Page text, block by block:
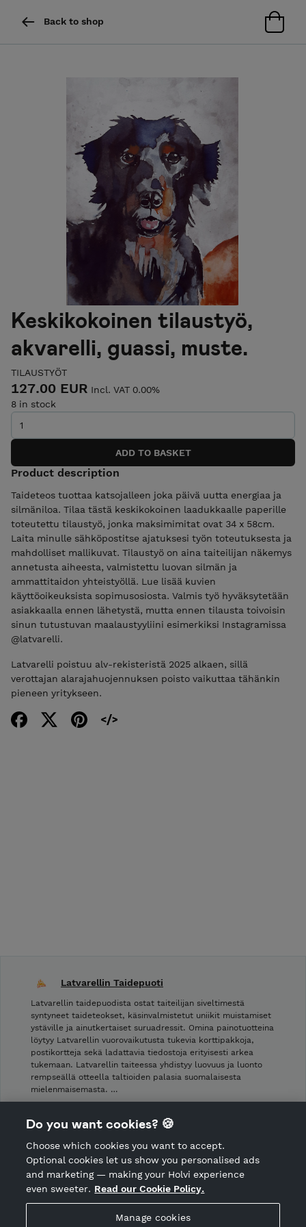
Back to shop
Keskikokoinen tilaustyö,
akvarelli, guassi, muste.
TILAUSTYÖT
127.00 EUR Incl. VAT 0.00%
8 in stock
Product description
Taideteos tuottaa katsojalleen joka päivä uutta energiaa ja
silmäniloa. Tilaa tästä keskikokoinen laadukkaalle paperille
toteutettu tilaustyö, jonka maksimimitat ovat 34 x 58cm.
Laita minulle sähköpostitse ajatuksesi työn toteutuksesta ja
mahdolliset mallikuvat. Tilaustyö on aina taiteilijan näkemys
annetusta aiheesta, valmistettu luovan silmän ja
ammattitaidon yhteistyöllä. Lue lisää kuvien
käyttöoikeuksista sopimusosiosta. Valmis työ hyväksytetään
asiakkaalla ennen lähetystä, mutta ennen tilausta toivoisin
sinun tutustuvan maalaustyyliini esimerkiksi Instagramissa
@latvarelli.
Latvarelli poistuu alv-rekisteristä 2025 alkaen, sillä
verottajan alarajahuojennuksen poisto vaikuttaa tähänkin
pieneen yritykseen.
Hosted by Holvi
Holvi Payment Services Ltd is regulated by the Financial
Latvarellin Taidepuoti
Latvarellin taidepuodista ostat taiteilijan siveltimestä
syntyneet taideteokset, käsinvalmistetut uniikit muistamiset
ystäville ja ainutkertaiset suruadressit. Omina painotuotteina
löytyy Latvarellin vuorovaikutusta tukevia korttipakkoja,
postikortteja sekä ladattavia tiedostoja erityisesti arkea
tukemaan. Latvarellin taiteessa yhdistyy luovuus ja luonto
rempseällä otteella taltioiden palasia suomalaisesta
mielenmaisemasta. …
Shop privacy policy
CANCEL ORDER
Do you want cookies? 🍪
Choose which cookies you want to accept.
Optional cookies let us show you personalised ads
and marketing — making your Holvi experience
even sweeter. Read our Cookie Policy.
Manage cookies